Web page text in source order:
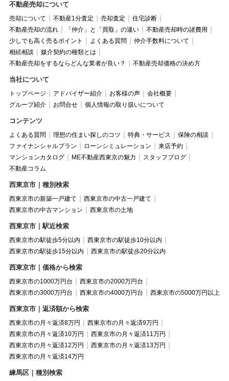
不動産売却について
売却について 不動産1分査定 売却査定
住宅診断
不動産売却の流れ
「仲介」と「買取」の違い
不動産売却時の諸費用
少しでも高く売るポイント
よくある質問
仲介手数料について
相続相談
媒介契約の種類とは
不動産売却をするならどんな業者が良い？
不動産売却価格の決め方
当社について
トップページ アドバイザー紹介 お客様の声
会社概要
グループ紹介
お問合せ 個人情報の取り扱いについて
コンテンツ
よくある質問 理想の住まい探しのコツ 特典・サービス
保険の相談
ファイナンシャルプラン
ローンシミュレーション
来店予約
マンションカタログ
ME不動産西東京の魅力
スタッフブログ
不動産コラム
西東京市｜種別検索
西東京市の新築一戸建て
西東京市の中古一戸建て
西東京市の中古マンション
西東京市の土地
西東京市｜駅近検索
西東京市の駅徒歩5分以内
西東京市の駅徒歩10分以内
西東京市の駅徒歩15分以内
西東京市の駅徒歩20分以内
西東京市｜価格から検索
西東京市の1000万円台
西東京市の2000万円台
西東京市の3000万円台
西東京市の4000万円台 西東京市の5000万円以上
西東京市｜返済額から検索
西東京市の月々返済8万円
西東京市の月々返済9万円
西東京市の月々返済10万円
西東京市の月々返済11万円
西東京市の月々返済12万円
西東京市の月々返済13万円
西東京市の月々返済14万円
練馬区｜種別検索